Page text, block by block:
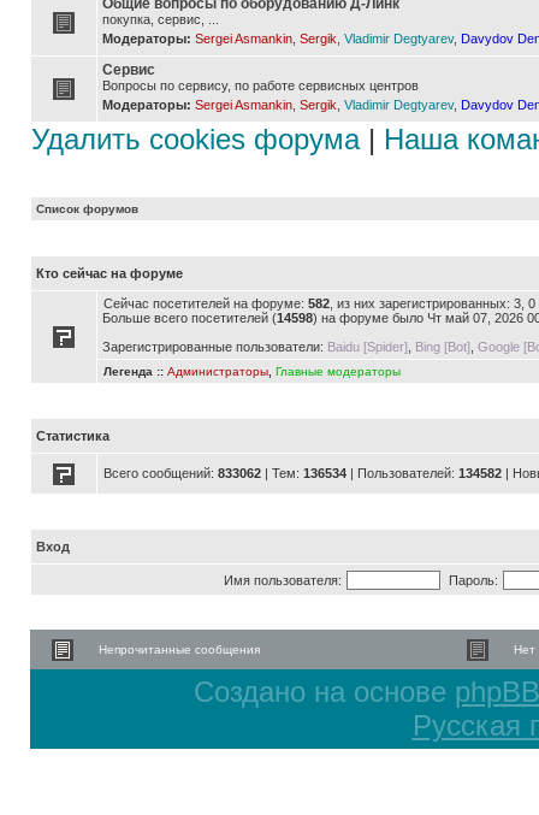
Общие вопросы по оборудованию Д-Линк
покупка, сервис, ...
Модераторы: Sergei Asmankin Sergik Vladimir Degtyarev, Davydov
Сервис
Вопросы по сервису, по работе сервисных центров
Модераторы: Sergei Asmankin Sergik Vladimir Degtyarev, Davydov
Удалить cookies форума| Наша
Список форумов
Кто сейчас на форуме
Сейчас посетителей на форуме: 582 , из них зарегистрированных: 3,
Больше всего посетителей (14598) на форуме было Чт май 07, 2026
Зарегистрированные пользователи: Baidu [Spider] Bing [Bot] Google
Легенда :: Администраторы Главные модераторы
Статистика
Всего сообщений: 833062 | Тем: 136534 | Пользователей: 134582 |
Вход
Имя пользователя: Пароль:
Непрочитанные сообщения Нет
Создано на основе phpBB
Русская